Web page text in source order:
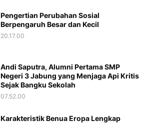
Pengertian Perubahan Sosial
Berpengaruh Besar dan Kecil
20.17.00
Andi Saputra, Alumni Pertama SMP
Negeri 3 Jabung yang Menjaga Api Kritis
Sejak Bangku Sekolah
07.52.00
Karakteristik Benua Eropa Lengkap